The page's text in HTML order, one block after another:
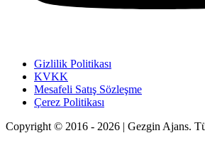
Gizlilik Politikası
KVKK
Mesafeli Satış Sözleşme
Çerez Politikası
Copyright © 2016 - 2026 | Gezgin Ajans.